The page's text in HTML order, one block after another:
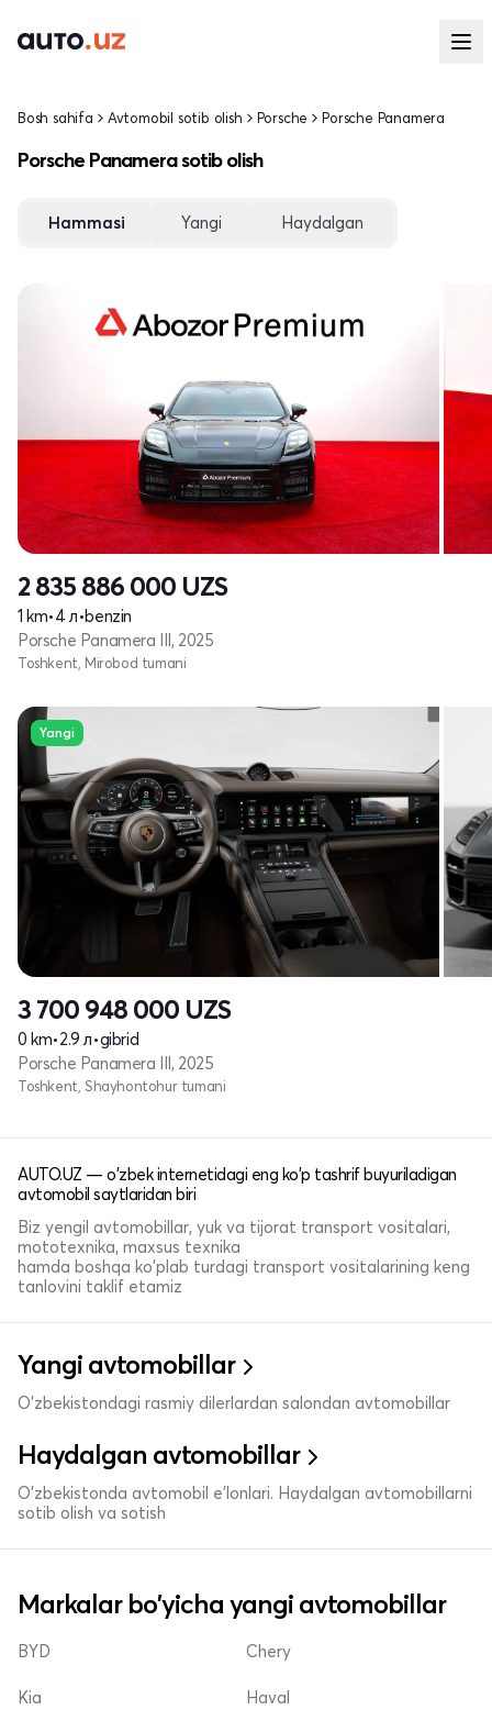
Bosh sahifa Avtomobil sotib olish Porsche Porsche Panamera
Porsche Panamera sotib olish
Hammasi Yangi Haydalgan
2 835 886 000 UZS
1 km•4 л•benzin
Porsche Panamera III, 2025
Toshkent, Mirobod tumani
Yangi
3 700 948 000 UZS
0 km•2.9 л•gibrid
Porsche Panamera III, 2025
Toshkent, Shayhontohur tumani
AUTO.UZ — o'zbek internetidagi eng ko'p tashrif buyuriladigan
avtomobil saytlaridan biri
Biz yengil avtomobillar, yuk va tijorat transport vositalari,
mototexnika, maxsus texnika
hamda boshqa ko'plab turdagi transport vositalarining keng
tanlovini taklif etamiz
Yangi avtomobillar
O'zbekistondagi rasmiy dilerlardan salondan avtomobillar
Haydalgan avtomobillar
O'zbekistonda avtomobil e’lonlari. Haydalgan avtomobillarni
sotib olish va sotish
Markalar bo'yicha yangi avtomobillar
BYD
Kia
Chery
Haval